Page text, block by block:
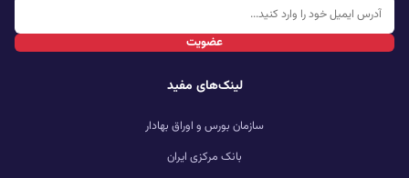
عضویت
لینک‌های مفید
سازمان بورس و اوراق بهادار
بانک مرکزی ایران